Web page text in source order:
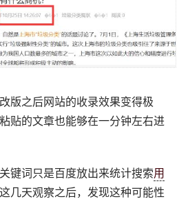
版之后网站的收录效果变得极
贴的文章也能够在一分钟左右进
键词只是百度放出来统计搜索用
几天观察之后，发现这种可能性